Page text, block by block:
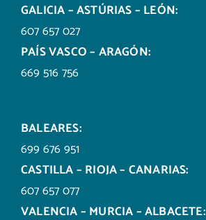
GALICIA – ASTÚRIAS – LEÓN:
607 657 027
PAÍS VASCO – ARAGÓN:
669 516 756
BALEARES:
699 676 951
CASTILLA – RIOJA – CANARIAS:
607 657 077
VALENCIA – MURCIA – ALBACETE: